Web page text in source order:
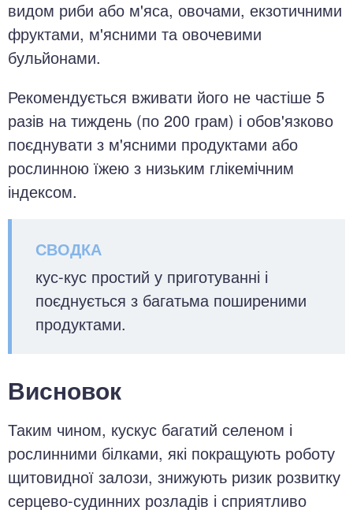
видом риби або м'яса, овочами, екзотичними
фруктами, м'ясними та овочевими
бульйонами.
Рекомендується вживати його не частіше 5
разів на тиждень (по 200 грам) і обов'язково
поєднувати з м'ясними продуктами або
рослинною їжею з низьким глікемічним
індексом.
кус-кус простий у приготуванні і
поєднується з багатьма поширеними
продуктами.
Висновок
Таким чином, кускус багатий селеном і
рослинними білками, які покращують роботу
щитовидної залози, знижують ризик розвитку
серцево-судинних розладів і сприятливо